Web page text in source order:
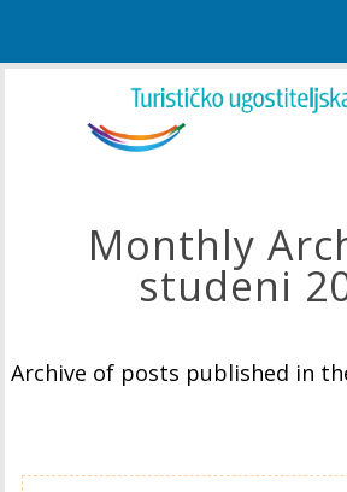
Monthly
studeni
Archive of posts published in